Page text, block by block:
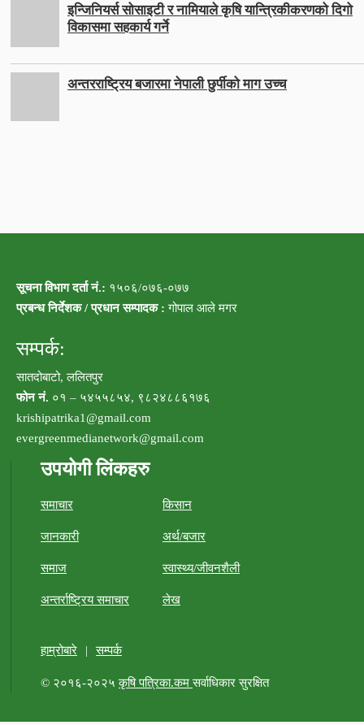
इन्जिनियर्स सोसाइटी र नामियाले कृषि यान्त्रिकीकरणको दिगो
विकासमा सहकार्य गर्ने
अन्तरराष्ट्रिय बजारमा नेपाली छुर्पीको माग उच्च
सूचना विभाग दर्ता नं.: १५०६/०७६-०७७
प्रबन्ध निर्देशक / प्रधान सम्पादक : गोपाल आले मगर
सम्पर्क:
सातदोबाटो, ललितपुर
फोन नं. ०१ – ५४५५८५४, ९८२४८८६१७६
krishipatrika1@gmail.com
evergreenmedianetwork@gmail.com
उपयोगी लिंकहरु
समाचार किसान
जानकारी अर्थ/बजार
समाज स्वास्थ्य/जीवनशैली
अन्तर्राष्ट्रिय समाचार लेख
हाम्रोबारे | सम्पर्क
© २०१६-२०२५कृषि पत्रिका.कमसर्वाधिकार सुरक्षित